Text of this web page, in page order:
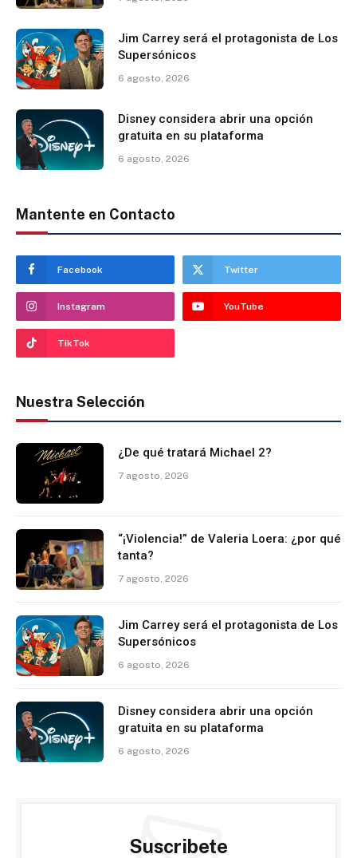
Jim Carrey será el protagonista de Los
Supersónicos
6 agosto, 2026
Disney considera abrir una opción
gratuita en su plataforma
6 agosto, 2026
Mantente en Contacto
Facebook Twitter
Instagram YouTube
TikTok
Nuestra Selección
¿De qué tratará Michael 2?
7 agosto, 2026
“¡Violencia!” de Valeria Loera: ¿por qué
tanta?
7 agosto, 2026
Jim Carrey será el protagonista de Los
Supersónicos
6 agosto, 2026
Disney considera abrir una opción
gratuita en su plataforma
6 agosto, 2026
Suscribete